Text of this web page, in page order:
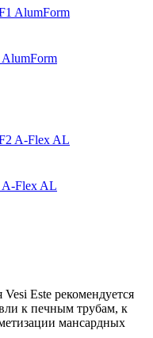
AlumForm
A-Flex AL
Este рекомендуется
к печным трубам, к
мансардных